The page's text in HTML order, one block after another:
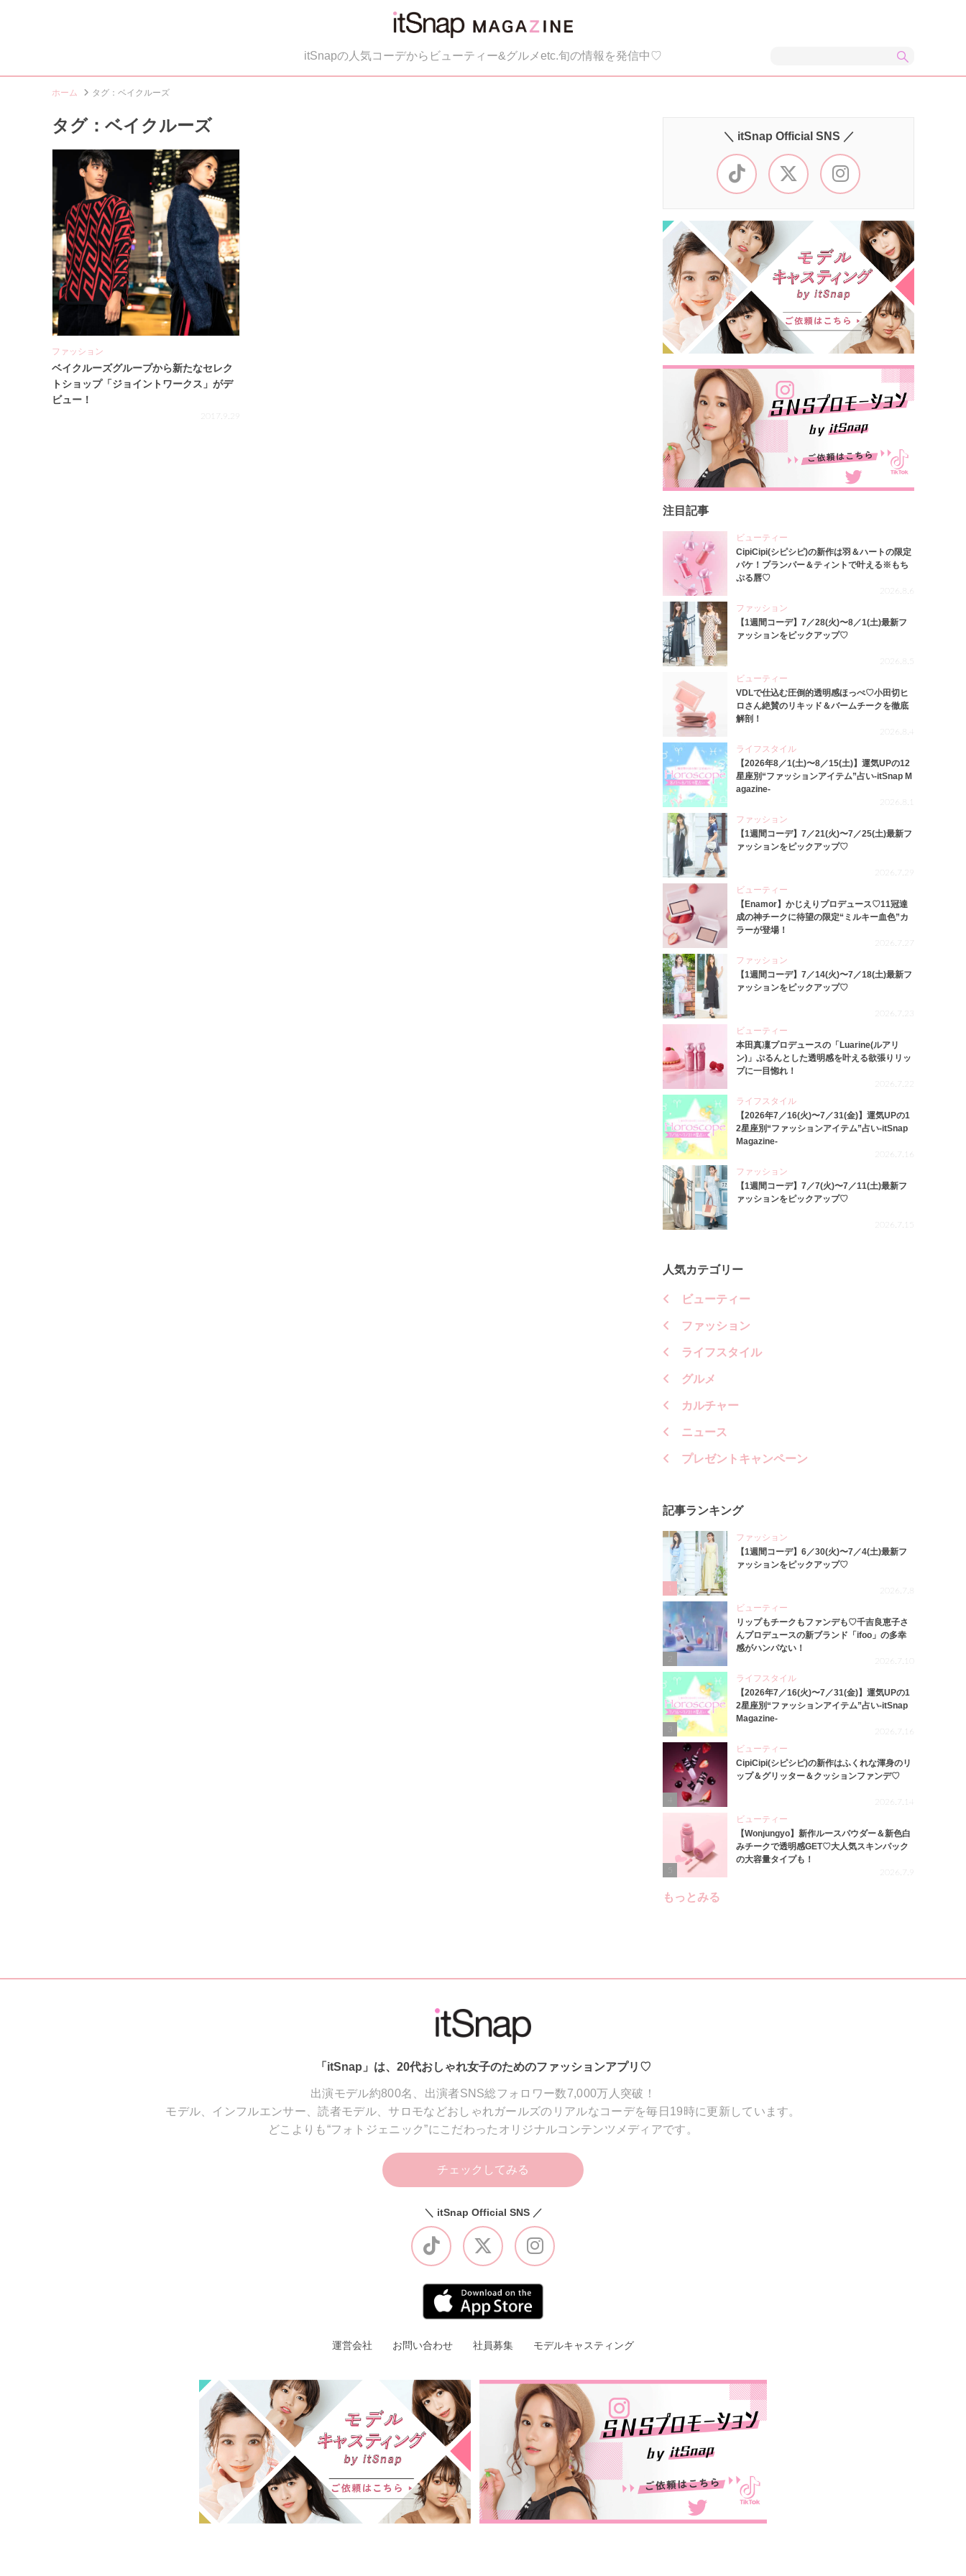
itSnapの人気コーデからビューティー&グルメetc.旬の情報を発信中♡
ホーム タグ：ベイクルーズ
タグ：ベイクルーズ
ファッション
ベイクルーズグループから新たなセレク
トショップ「ジョイントワークス」がデ
ビュー！
2017.9.29
＼ itSnap Official SNS ／
注目記事
ビューティー
CipiCipi(シピシピ)の新作は羽＆ハートの限定
パケ！プランパー＆ティントで叶える※もち
ぷる唇♡
2026.8.6
ファッション
【1週間コーデ】7／28(火)〜8／1(土)最新フ
ァッションをピックアップ♡
2026.8.5
ビューティー
VDLで仕込む圧倒的透明感ほっぺ♡小田切ヒ
ロさん絶賛のリキッド＆バームチークを徹底
解剖！
2026.8.4
ライフスタイル
【2026年8／1(土)〜8／15(土)】運気UPの12
星座別“ファッションアイテム”占い-itSnap M
agazine-
2026.8.1
ファッション
【1週間コーデ】7／21(火)〜7／25(土)最新フ
ァッションをピックアップ♡
2026.7.29
ビューティー
【Enamor】かじえりプロデュース♡11冠達
成の神チークに待望の限定“ミルキー血色”カ
ラーが登場！
2026.7.27
ファッション
【1週間コーデ】7／14(火)〜7／18(土)最新フ
ァッションをピックアップ♡
2026.7.23
ビューティー
本田真凜プロデュースの「Luarine(ルアリ
ン)」ぷるんとした透明感を叶える欲張りリッ
プに一目惚れ！
2026.7.22
ライフスタイル
【2026年7／16(火)〜7／31(金)】運気UPの1
2星座別“ファッションアイテム”占い-itSnap
Magazine-
2026.7.16
ファッション
【1週間コーデ】7／7(火)〜7／11(土)最新フ
ァッションをピックアップ♡
2026.7.15
人気カテゴリー
ビューティー
ファッション
ライフスタイル
グルメ
カルチャー
ニュース
プレゼントキャンペーン
記事ランキング
ファッション
【1週間コーデ】6／30(火)〜7／4(土)最新フ
ァッションをピックアップ♡
2026.7.8
ビューティー
リップもチークもファンデも♡千吉良恵子さ
んプロデュースの新ブランド「ifoo」の多幸
感がハンパない！
2026.7.10
3
ライフスタイル
【2026年7／16(火)〜7／31(金)】運気UPの1
2星座別“ファッションアイテム”占い-itSnap
Magazine-
2026.7.16
4
ビューティー
CipiCipi(シピシピ)の新作はふくれな渾身のリ
ップ＆グリッター＆クッションファンデ♡
2026.7.14
ビューティー
【Wonjungyo】新作ルースパウダー＆新色白
みチークで透明感GET♡大人気スキンパック
の大容量タイプも！
2026.7.9
もっとみる
「itSnap」は、20代おしゃれ女子のためのファッションアプリ♡
出演モデル約800名、出演者SNS総フォロワー数7,000万人突破！
モデル、インフルエンサー、読者モデル、サロモなどおしゃれガールズのリアルなコーデを毎日19時に更新しています。
どこよりも“フォトジェニック”にこだわったオリジナルコンテンツメディアです。
チェックしてみる
＼ itSnap Official SNS ／
運営会社 お問い合わせ 社員募集 モデルキャスティング